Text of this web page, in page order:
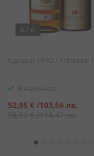
0.7 л.
Едрадур 10YО / Edradour
В наличност
Специална
цена
52,95 € /103,56 лв.
58,53 €/114,47 лв.